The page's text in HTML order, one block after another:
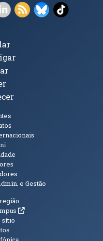
janela)
janela)em nova janela)
(abre em nova janela)
LinkedIn (abre em nova
RSS (abre em nova
Bluesky (abre
TikTok
e Gestão
(abre em nova janela)
sítio